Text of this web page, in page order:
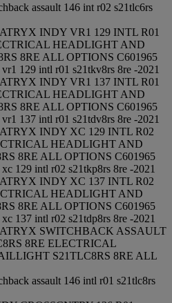
assault 146 int r02 s21tlc6rs
INDY VR1 129 INTL R01
HEADLIGHT AND
8RE ALL OPTIONS C601965
129 intl r01 s21tkv8rs 8re -2021
INDY VR1 137 INTL R01
HEADLIGHT AND
8RE ALL OPTIONS C601965
137 intl r01 s21tdv8rs 8re -2021
INDY XC 129 INTL R02
HEADLIGHT AND
8RE ALL OPTIONS C601965
129 intl r02 s21tkp8rs 8re -2021
INDY XC 137 INTL R02
HEADLIGHT AND
8RE ALL OPTIONS C601965
137 intl r02 s21tdp8rs 8re -2021
SWITCHBACK ASSAULT
8RE ELECTRICAL
S21TLC8RS 8RE ALL
assault 146 intl r01 s21tlc8rs